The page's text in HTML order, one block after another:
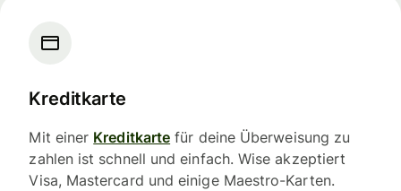
Kreditkarte
Mit einer Kreditkarte für deine Überweisung zu
zahlen ist schnell und einfach. Wise akzeptiert
Visa, Mastercard und einige Maestro-Karten.